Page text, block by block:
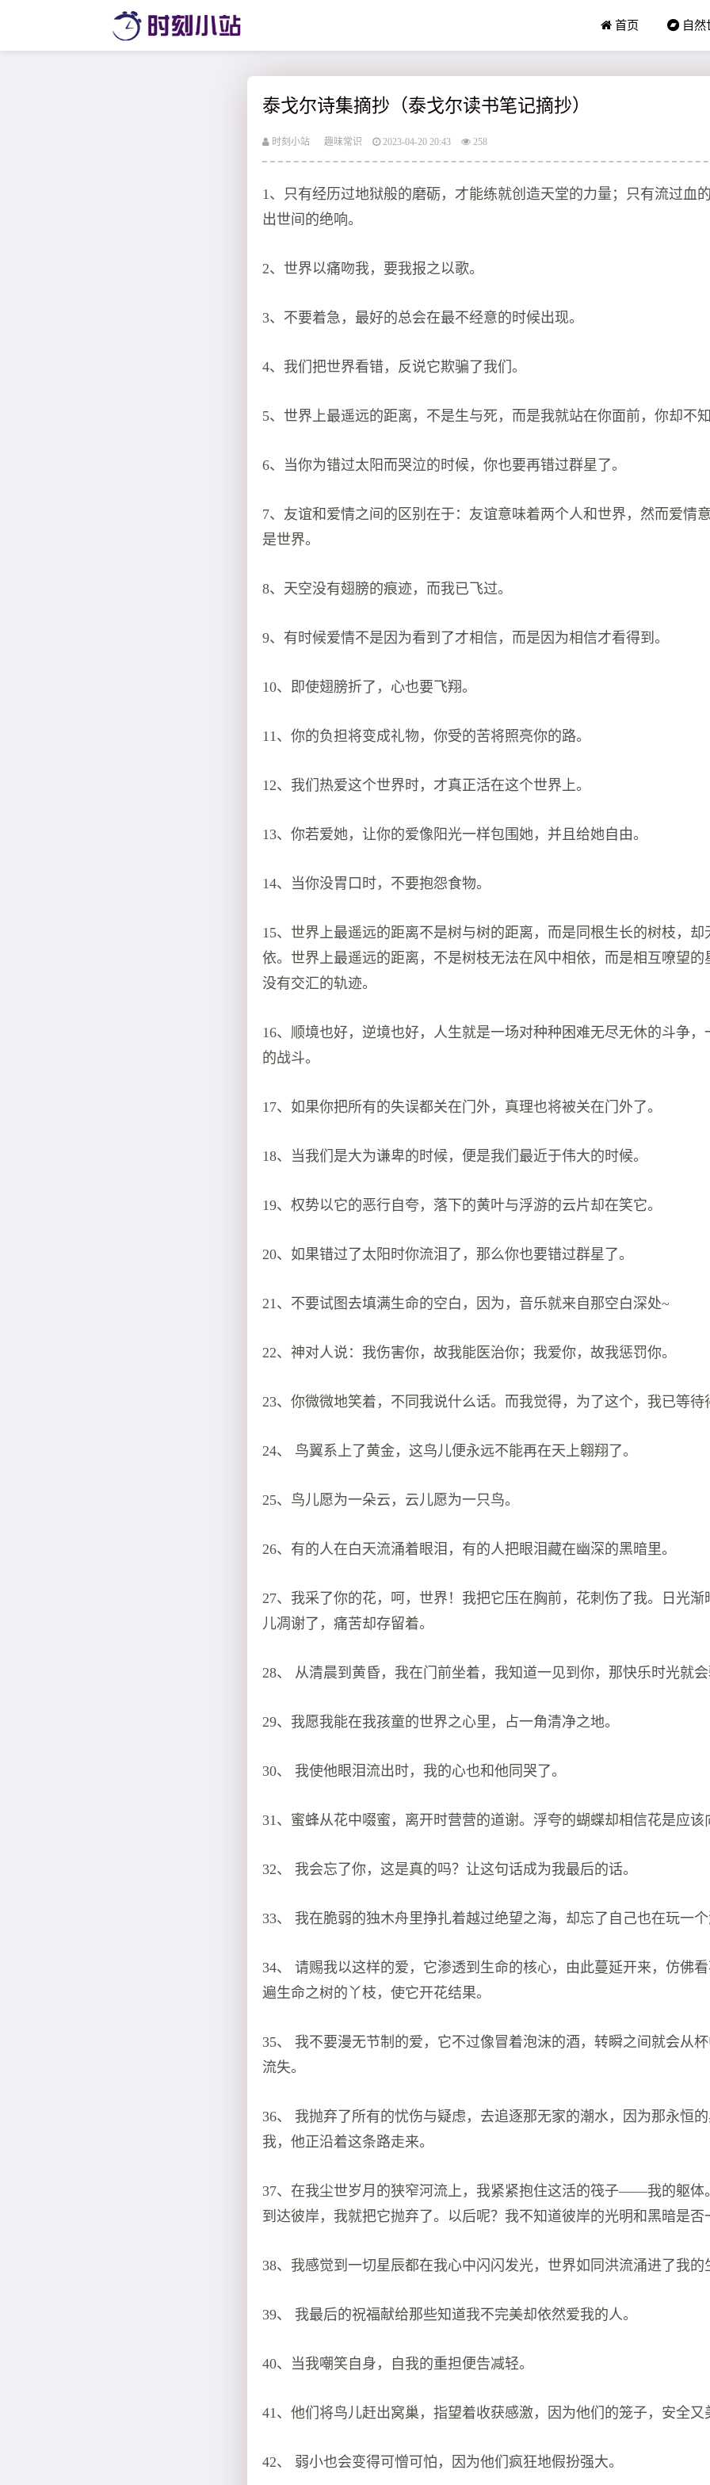
首页 自然
泰戈尔诗集摘抄（泰戈尔读书笔记摘抄）
时刻小站 趣味常识 2023-04-20 20:43 258
1、只有经历过地狱般的磨砺，才能练就创造天堂的力量；只有流过血
出世间的绝响。
2、世界以痛吻我，要我报之以歌。
3、不要着急，最好的总会在最不经意的时候出现。
4、我们把世界看错，反说它欺骗了我们。
5、世界上最遥远的距离，不是生与死，而是我就站在你面前，你却不知
6、当你为错过太阳而哭泣的时候，你也要再错过群星了。
7、友谊和爱情之间的区别在于：友谊意味着两个人和世界，然而爱情
是世界。
8、天空没有翅膀的痕迹，而我已飞过。
9、有时候爱情不是因为看到了才相信，而是因为相信才看得到。
10、即使翅膀折了，心也要飞翔。
11、你的负担将变成礼物，你受的苦将照亮你的路。
12、我们热爱这个世界时，才真正活在这个世界上。
13、你若爱她，让你的爱像阳光一样包围她，并且给她自由。
14、当你没胃口时，不要抱怨食物。
15、世界上最遥远的距离不是树与树的距离，而是同根生长的树枝，却
依。世界上最遥远的距离，不是树枝无法在风中相依，而是相互嘹望的
没有交汇的轨迹。
16、顺境也好，逆境也好，人生就是一场对种种困难无尽无休的斗争，
的战斗。
17、如果你把所有的失误都关在门外，真理也将被关在门外了。
18、当我们是大为谦卑的时候，便是我们最近于伟大的时候。
19、权势以它的恶行自夸，落下的黄叶与浮游的云片却在笑它。
20、如果错过了太阳时你流泪了，那么你也要错过群星了。
21、不要试图去填满生命的空白，因为，音乐就来自那空白深处~
22、神对人说：我伤害你，故我能医治你；我爱你，故我惩罚你。
23、你微微地笑着，不同我说什么话。而我觉得，为了这个，我已等待
24、 鸟翼系上了黄金，这鸟儿便永远不能再在天上翱翔了。
25、鸟儿愿为一朵云，云儿愿为一只鸟。
26、有的人在白天流涌着眼泪，有的人把眼泪藏在幽深的黑暗里。
27、我采了你的花，呵，世界！我把它压在胸前，花刺伤了我。日光渐
儿凋谢了，痛苦却存留着。
28、 从清晨到黄昏，我在门前坐着，我知道一见到你，那快乐时光就会
29、我愿我能在我孩童的世界之心里，占一角清净之地。
30、 我使他眼泪流出时，我的心也和他同哭了。
31、蜜蜂从花中啜蜜，离开时营营的道谢。浮夸的蝴蝶却相信花是应该
32、 我会忘了你，这是真的吗？让这句话成为我最后的话。
33、 我在脆弱的独木舟里挣扎着越过绝望之海，却忘了自己也在玩一个
34、 请赐我以这样的爱，它渗透到生命的核心，由此蔓延开来，仿佛
遍生命之树的丫枝，使它开花结果。
35、 我不要漫无节制的爱，它不过像冒着泡沫的酒，转瞬之间就会从
流失。
36、 我抛弃了所有的忧伤与疑虑，去追逐那无家的潮水，因为那永恒
我，他正沿着这条路走来。
37、在我尘世岁月的狭窄河流上，我紧紧抱住这活的筏子——我的躯体
到达彼岸，我就把它抛弃了。以后呢？我不知道彼岸的光明和黑暗是否
38、我感觉到一切星辰都在我心中闪闪发光，世界如同洪流涌进了我的
39、 我最后的祝福献给那些知道我不完美却依然爱我的人。
40、当我嘲笑自身，自我的重担便告减轻。
41、他们将鸟儿赶出窝巢，指望着收获感激，因为他们的笼子，安全又
42、 弱小也会变得可憎可怕，因为他们疯狂地假扮强大。